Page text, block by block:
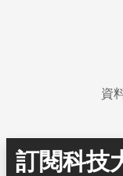
資
訂閱科技